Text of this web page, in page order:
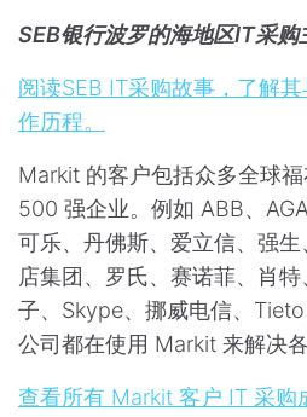
SEB银行波罗的海地区IT采
阅读SEB IT采购故事，了解
作历程。
Markit 的客户包括众多全球
500 强企业。例如 ABB、
可乐、丹佛斯、爱立信、强
店集团、罗氏、赛诺菲、肖
子、Skype、挪威电信、
公司都在使用 Markit 来解决
查看所有 Markit 客户 IT 采购